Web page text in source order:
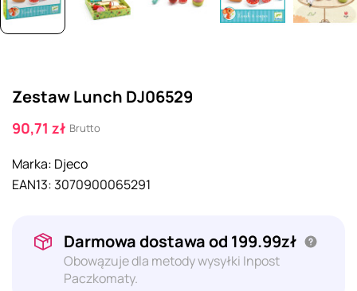
Zestaw Lunch DJ06529
90,71 zł Brutto
Marka: Djeco
EAN13:3070900065291
Darmowa dostawa od 199.99zł
Obowązuje dla metody wysyłki Inpost
Paczkomaty.